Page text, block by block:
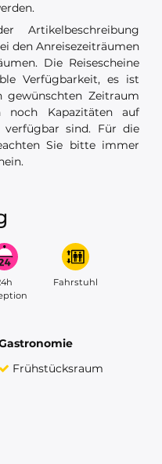
den Anreisezeiträumen
Die Reisescheine
Verfügbarkeit, es ist
Zeitraum
noch Kapazitäten auf
verfügbar sind. Für die
Sie bitte immer
Fahrstuhl
Frühstücksraum